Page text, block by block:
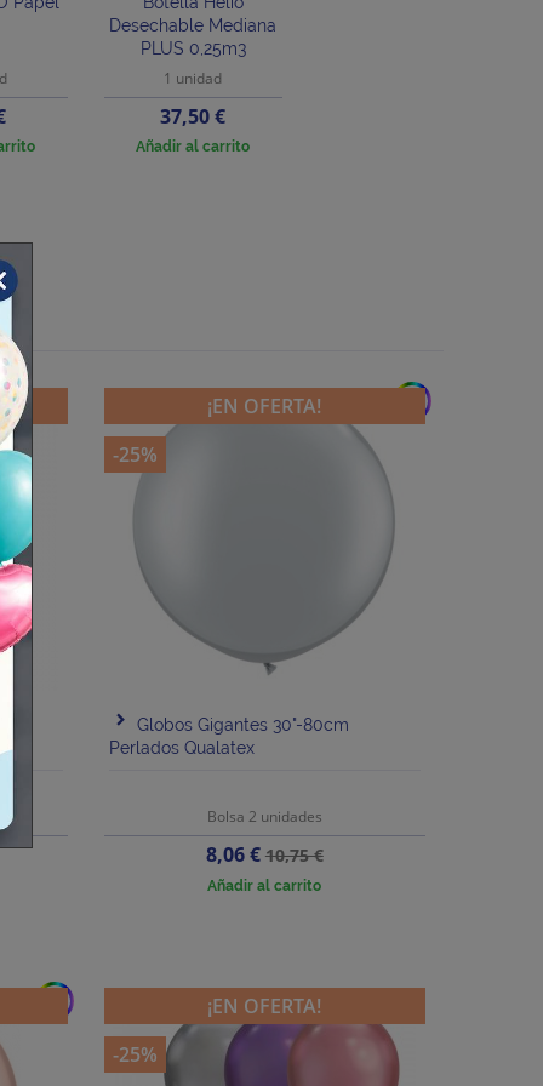
Desechable Mediana
PLUS 0,25m3
1 unidad
Precio
37,50 €
Añadir al carrito
Globos Gigantes 30"-80cm
Perlados Qualatex
Bolsa 2 unidades
Precio
8,06 €Precio
base
10,75 €
Añadir al carrito
¡EN OFERTA!
-25%
add
¡EN OFERTA!
-25%